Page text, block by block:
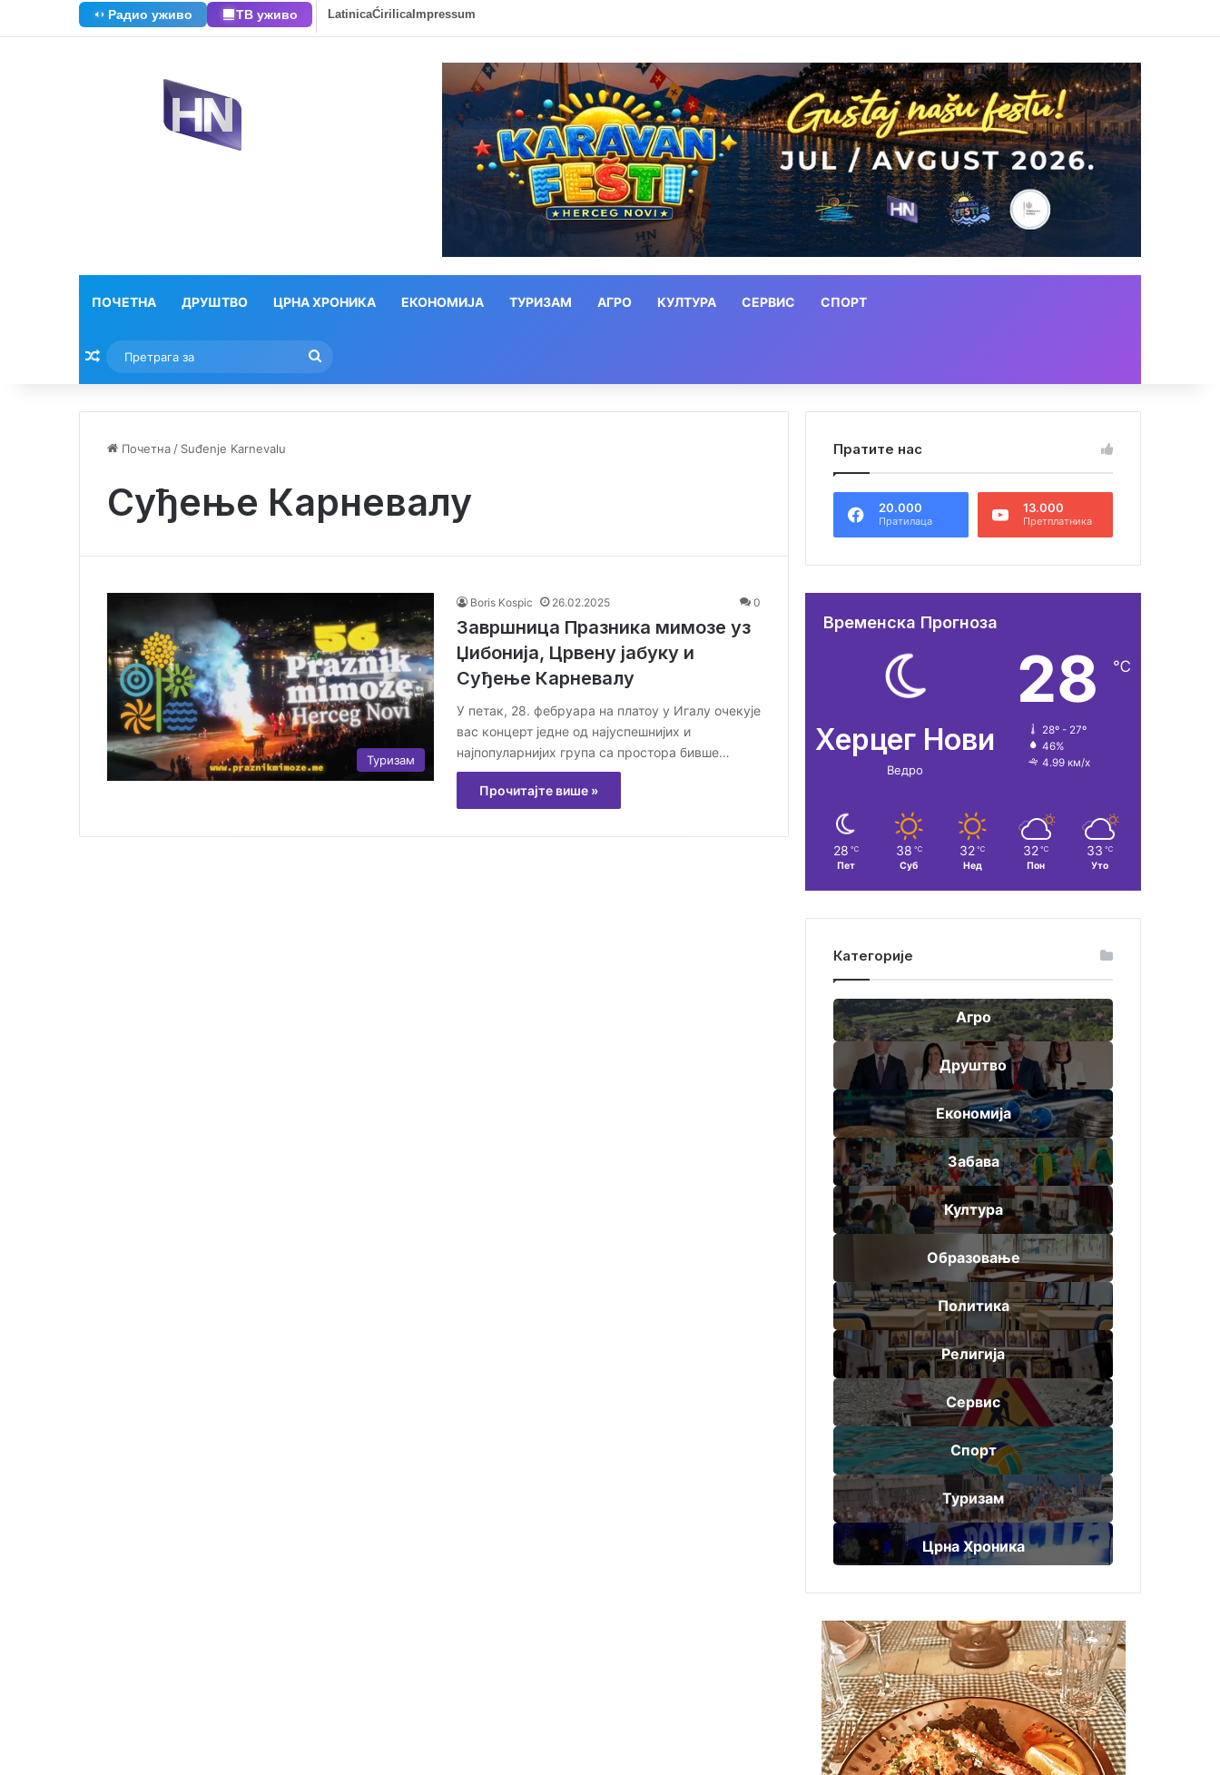
Радио уживо ТВ уживо LatinicaĆirilicaImpressum
ПОЧЕТНА ДРУШТВО ЦРНА ХРОНИКА ЕКОНОМИЈА ТУРИЗАМ АГРО КУЛТУРА СЕРВИС СПОРТ
Насумични текстови
за
Почетна / Suđenje Karnevalu
Суђење Карневалу
Туризам
Boris Kospic 26.02.2025 0
Завршница Празника мимозе уз
Џибонија, Црвену јабуку и
Суђење Карневалу
У петак, 28. фебруара на платоу у Игалу очекује
вас концерт једне од најуспешнијих и
најпопуларнијих група са простора бивше…
Прочитајте више »
Пратите нас
20.000
Пратилаца
13.000
Претплатника
Временска Прогноза
Херцег Нови
Ведро
28 ℃
28º - 27º
46%
4.99 км/х
28 ℃
Пет
38 ℃
Суб
32 ℃
Нед
32 ℃
Пон
33 ℃
Уто
Категорије
Агро
Друштво
Економија
Забава
Култура
Образовање
Политика
Религија
Сервис
Спорт
Туризам
Црна Хроника